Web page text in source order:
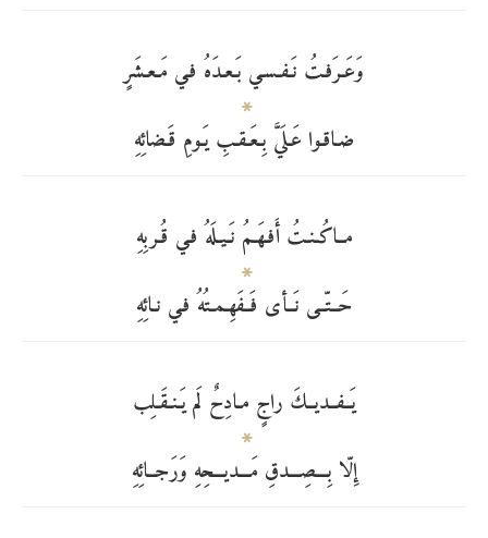
وَعَـرَفـتُ نَـفـسـي بَـعـدَهُ فـي مَـعـشَرٍ
ضـاقـوا عَـلَيَّ بِـعَـقـبِ يَـومِ قَـضائِهِ
مــاكُـنـتُ أَفـهَـمُ نَـيـلَهُ فـي قُـربِهِ
حَــتّــى نَــأى فَــفَهِـمـتُهُ فـي نـائِهِ
يَــفــديــكَ راجٍ مـادِحٌ لَم يَـنـقَـلِب
إِلّا بِـــصِـــدقِ مَـــديـــحِهِ وَرَجــائِهِ